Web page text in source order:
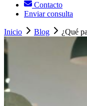
Contacto
Enviar consulta
Inicio Blog ¿Qué